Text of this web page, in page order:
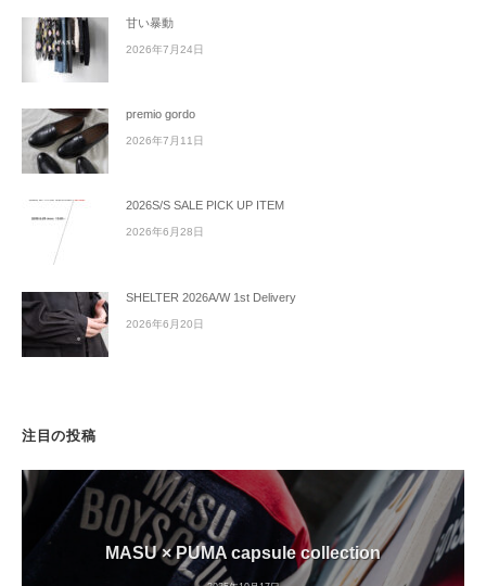
甘い暴動
2026年7月24日
premio gordo
2026年7月11日
2026S/S SALE PICK UP ITEM
2026年6月28日
SHELTER 2026A/W 1st Delivery
2026年6月20日
注目の投稿
MASU × PUMA capsule collection